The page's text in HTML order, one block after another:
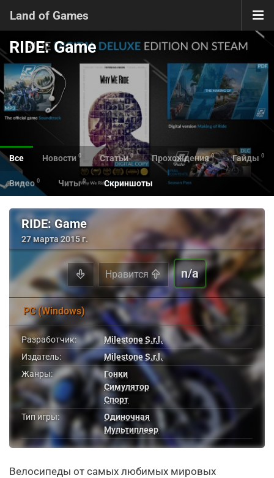
Land of Games
RIDE: Game
Все Новости 0 Статьи 0 Прохождения 0 Гайды 0
Видео 0 Читы 0 Скриншоты
RIDE: Game
27 марта 2015 г.
Нравится n/a
PC (Windows)
Разработчик:
Milestone S.r.l.
Издатель:
Milestone S.r.l.
Жанры:
Гонки
Симулятор
Спорт
Тип игры:
Одиночная
Мультиплеер
Велосипеды от самых любимых мировых